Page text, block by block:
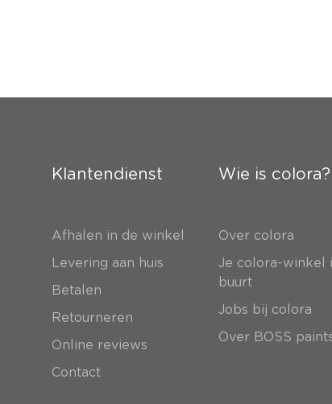
Klantendienst
Afhalen in de winkel
Levering aan huis
Betalen
Retourneren
Online reviews
Contact
Wie is colora?
Over colora
Je colora-winkel
buurt
Jobs bij colora
Over BOSS